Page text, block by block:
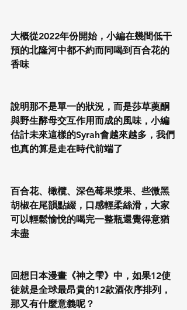
大概從2022年份開始，小編在幾間低干
預的北隆河中都不約而同喝到百合花的
香味
說明那不是單一的狀況，而是莎草薁酮
與野生酵母交互作用而成的風味，小編
估計未來這樣的Syrah會越來越多，我們
也真的算是走在時代前端了
百合花、橄欖、深色莓果漿果、些微黑
胡椒在尾韻點綴，口感輕柔絲滑，大家
可以輕鬆愉悅的喝完一整瓶還覺得意猶
未盡
回想日本漫畫《神之雫》中，如果12使
徒就是全球最昂貴的12款酒依序排列，
那又有什麼意義呢？